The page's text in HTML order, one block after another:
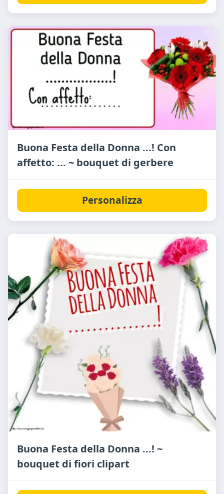
Buona Festa della Donna ...! Con
affetto: ... ~ bouquet di gerbere
Personalizza
Buona Festa della Donna ...! ~
bouquet di fiori clipart